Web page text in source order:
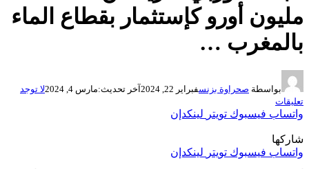
مليون أورو كإستثمار بقطاع الماء
بالمغرب …
بواسطة صحراوة بزنسفبراير 22, 2024 آخر تحديث:مارس 4, 2024
لا توجد
تعليقات
واتساب فيسبوك تويتر لينكدإن
شاركها
واتساب فيسبوك تويتر لينكدإن